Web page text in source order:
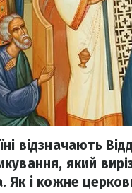
відзначають
який
Як і кожне